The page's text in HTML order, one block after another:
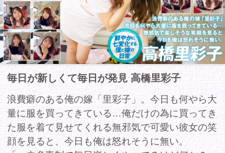
毎日が新しくて毎日が発見 高橋里彩子
浪費癖のある俺の嫁「里彩子」。今日も何やら大
量に服を買ってきている…俺だけの為に買ってき
た服を着て見せてくれる無邪気で可愛い彼女の笑
顔を見ると、今日も俺は怒れそうに無い。
「一夫多妻制で毎日楽しくやってるけど何か？」
と合わせて視聴すると更にお楽しみ頂けます。＜
商品コー
ド
FAVI-022
収録時間
28分
発売日
2018年11月30日